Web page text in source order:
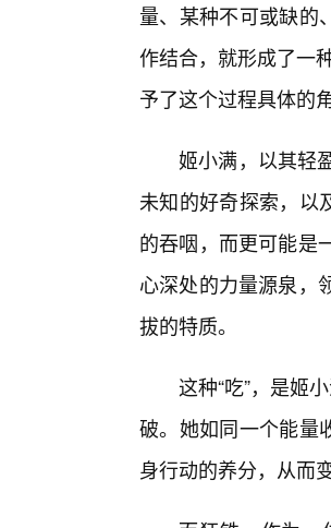
量、某种不可或缺的
作结合，就形成了一
予了这个过程具体的
姬小满，以其轻
未知的好奇探索，以
的吞咽，而更可能是
心深处的力量源泉，
拔的特质。
这种“吃”，是姬
破。她如同一个能量
身行动的养分，从而